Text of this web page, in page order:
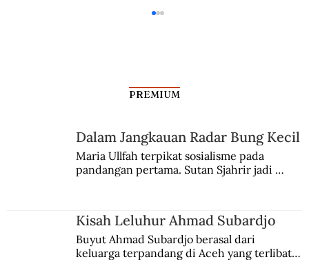
Siapa Peduli Rumah Multatuli?
PREMIUM
Dalam Jangkauan Radar Bung Kecil
Maria Ullfah terpikat sosialisme pada
pandangan pertama. Sutan Sjahrir jadi
Kisah Leluhur Ahmad Subardjo
Buyut Ahmad Subardjo berasal dari
keluarga terpandang di Aceh yang terlibat